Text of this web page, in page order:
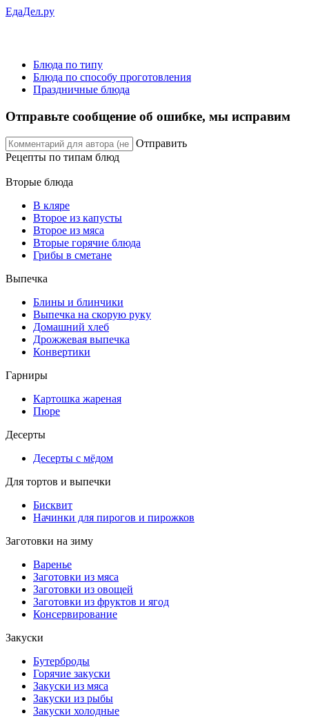
ЕдаДел.ру
Блюда по типу
Блюда по способу проготовления
Праздничные блюда
Отправьте сообщение об ошибке, мы исправим
Отправить
Рецепты по типам блюд
Вторые блюда
В кляре
Второе из капусты
Второе из мяса
Вторые горячие блюда
Грибы в сметане
Выпечка
Блины и блинчики
Выпечка на скорую руку
Домашний хлеб
Дрожжевая выпечка
Конвертики
Гарниры
Картошка жареная
Пюре
Десерты
Десерты с мёдом
Для тортов и выпечки
Бисквит
Начинки для пирогов и пирожков
Заготовки на зиму
Варенье
Заготовки из мяса
Заготовки из овощей
Заготовки из фруктов и ягод
Консервирование
Закуски
Бутерброды
Горячие закуски
Закуски из мяса
Закуски из рыбы
Закуски холодные